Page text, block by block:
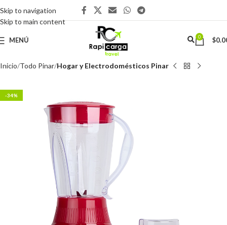
Skip to navigation
Skip to main content
MENÚ 0 $
Inicio Todo Pinar Hogar y Electrodomésticos Pinar
-34%